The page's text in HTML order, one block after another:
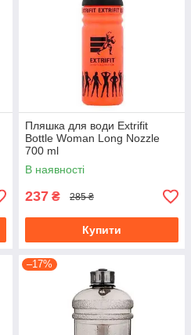
Пляшка для води Extrifit
Bottle Woman Long Nozzle
700 ml
В наявності
237 ₴ 285 ₴
Купити
–17%